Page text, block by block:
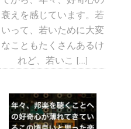
衰えを感じています。若
いって、若いために大変
なこともたくさんあるけ
れど、若いこ […]